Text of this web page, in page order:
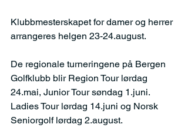
Klubbmesterskapet for damer og herrer
arrangeres helgen 23-24.august.
De regionale turneringene på Bergen
Golfklubb blir Region Tour lørdag
24.mai, Junior Tour søndag 1.juni.
Ladies Tour lørdag 14.juni og Norsk
Seniorgolf lørdag 2.august.